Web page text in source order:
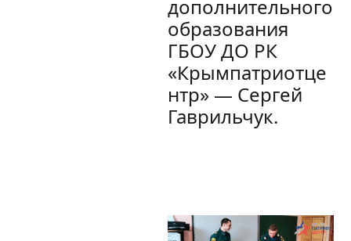
дополнительного
образования
ГБОУ ДО РК
«Крымпатриотце
нтр» — Сергей
Гаврильчук.